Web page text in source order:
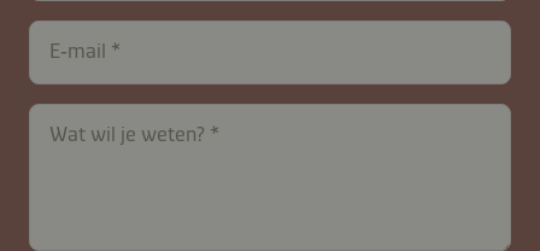
E‑mail
Wat wil je weten?